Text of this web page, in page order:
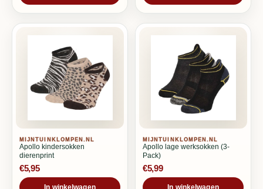
MIJNTUINKLOMPEN.NL
Apollo kindersokken
dierenprint
€5,95
In winkelwagen
MIJNTUINKLOMPEN.NL
Apollo lage werksokken (3-
Pack)
€5,99
In winkelwagen